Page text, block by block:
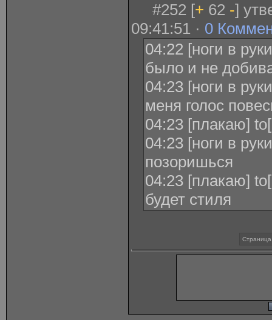
#252 [+ 62 -]
09:41:51 · 0
04:22 [ноги в
было и не
04:23 [ноги в
меня голос
04:23 [плакаю]
04:23 [ноги в
позоришься
04:23 [плакаю]
будет стиля